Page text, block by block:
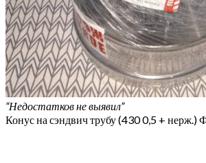
“Недостатков не выявил”
Конус на сэндвич трубу (430 0,5 + нерж.)